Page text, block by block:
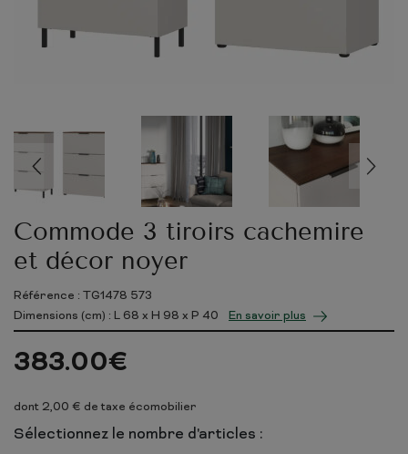
Commode 3 tiroirs cachemire
et décor noyer
Référence : TG1478 573
Dimensions (cm) : L 68 x H 98 x P 40 En savoir plus
383.00€
dont 2,00 € de taxe écomobilier
Sélectionnez le nombre d'articles :